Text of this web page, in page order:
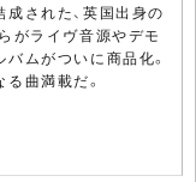
された、英国出身の
がライヴ音源やデモ
ムがついに商品化。
曲満載だ。